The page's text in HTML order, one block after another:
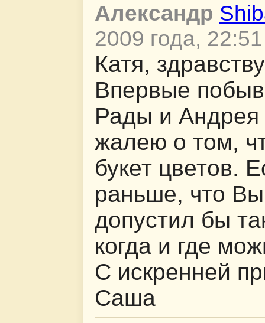
Александр
2009 года, 22:51
Катя,
Впервые
Рады и Андрея
жалею о том,
букет цветов.
раньше, что Вы
допустил бы
когда и где
С искренней
Саша